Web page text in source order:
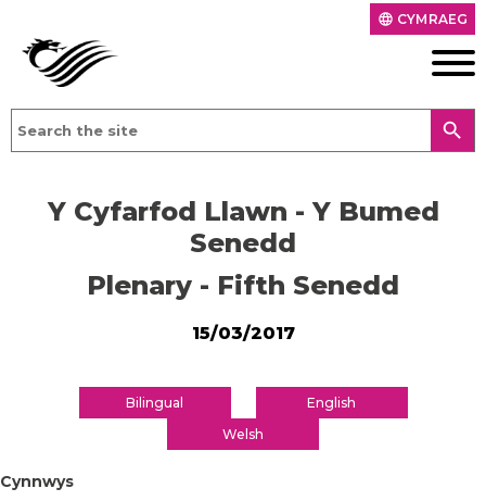
language CYMRAEG
search
Y Cyfarfod Llawn - Y Bumed
Senedd
Plenary - Fifth Senedd
15/03/2017
Bilingual
English
Welsh
Cynnwys